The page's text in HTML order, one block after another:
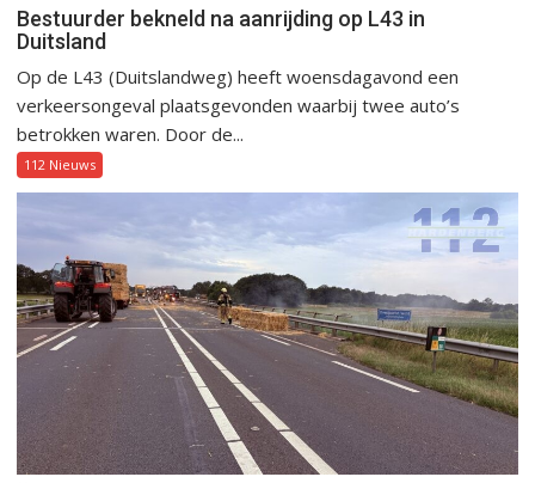
Bestuurder bekneld na aanrijding op L43 in
Duitsland
Op de L43 (Duitslandweg) heeft woensdagavond een
verkeersongeval plaatsgevonden waarbij twee auto’s
betrokken waren. Door de...
112 Nieuws